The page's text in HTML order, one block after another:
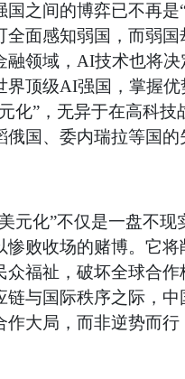
国之间的博弈已不再是
面感知弱国，而弱国
融领域，AI技术也将
界顶级AI强国，掌握
化”，无异于在高科技
俄国、委内瑞拉等国的
元化”不仅是一盘不现
惨败收场的赌博。它将
众福祉，破坏全球合
链与国际秩序之际，中
作大局，而非逆势而行